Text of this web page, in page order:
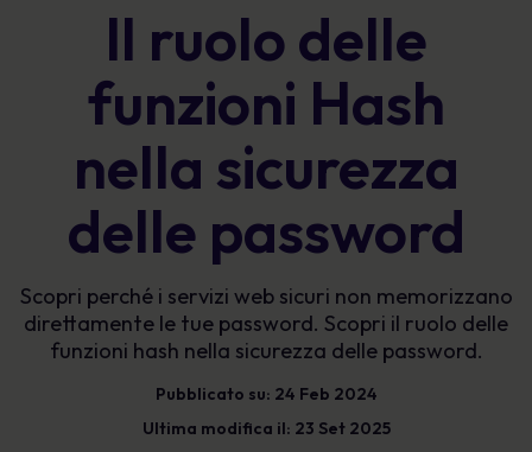
Il ruolo delle
funzioni Hash
nella sicurezza
delle password
Scopri perché i servizi web sicuri non memorizzano
direttamente le tue password. Scopri il ruolo delle
funzioni hash nella sicurezza delle password.
Pubblicato su: 24 Feb 2024
Ultima modifica il: 23 Set 2025